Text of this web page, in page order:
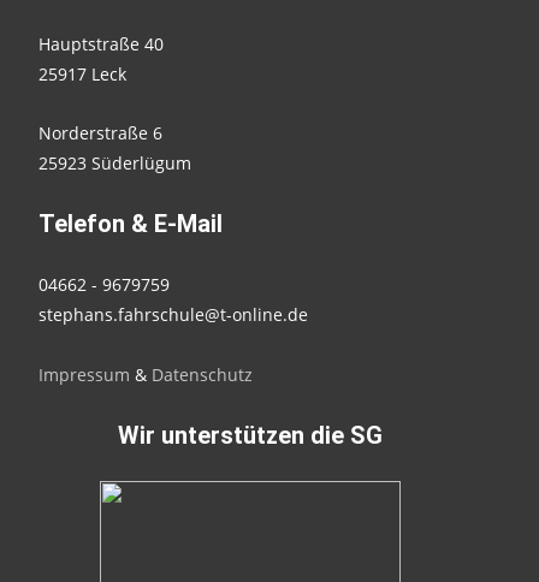
Hauptstraße 40
25917 Leck
Norderstraße 6
25923 Süderlügum
Telefon & E-Mail
04662 - 9679759
stephans.fahrschule@t-online.de
Impressum & Datenschutz
Wir unterstützen die SG